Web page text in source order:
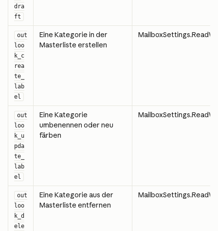
dra
ft
out
loo
k_c
rea
te_
lab
el
Eine Kategorie in der
Masterliste erstellen
out
loo
k_u
pda
te_
lab
el
Eine Kategorie
umbenennen oder neu
färben
out
loo
k_d
ele
Eine Kategorie aus der
Masterliste entfernen